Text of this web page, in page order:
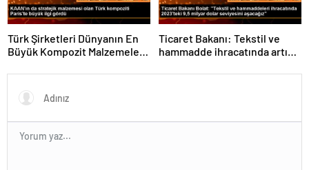
Türk Şirketleri Dünyanın En
Büyük Kompozit Malzemeler
Ticaret Bakanı: Tekstil ve
hammadde ihracatında artış